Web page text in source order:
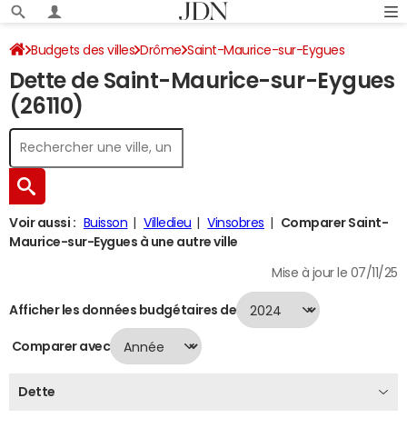
Budgets des villes Drôme Saint-Maurice-sur-Eygues
Dette au 31/12/2024
Dette de Saint-Maurice-sur-Eygues
(26110)
Voir aussi : Buisson Villedieu Vinsobres
Comparer Saint-
Maurice-sur-Eygues à une autre ville
Mise à jour le 07/11/25
Afficher les données budgétaires de
Comparer avec
Dette